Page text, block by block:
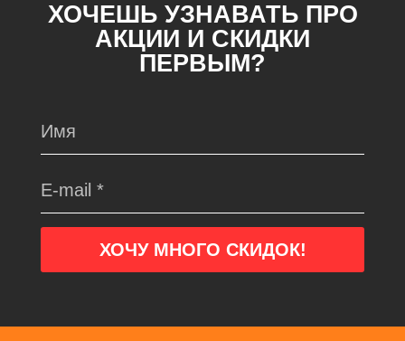
ХОЧЕШЬ УЗНАВАТЬ ПРО
АКЦИИ И СКИДКИ
ПЕРВЫМ?